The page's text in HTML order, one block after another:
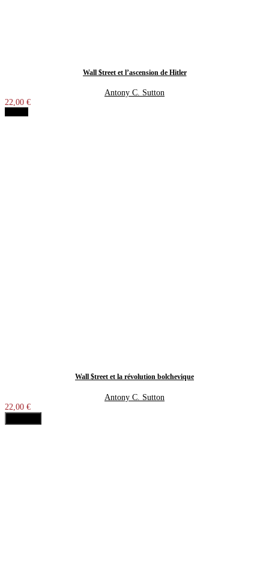
Wall $treet et l’ascension de Hitler
Antony C. Sutton
22,00 €
Wall $treet et la révolution bolchevique
Antony C. Sutton
22,00 €